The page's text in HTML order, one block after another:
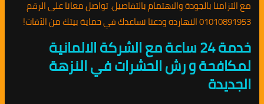
مع التزامنا بالجودة والاهتمام بالتفاصيل. تواصل معانا على الرقم
01010891953 النهارده ودعنا نساعدك في حماية بيتك من الآفات!
خدمة 24 ساعة مع الشركة الالمانية
لمكافحة و رش الحشرات في النزهة
الجديدة